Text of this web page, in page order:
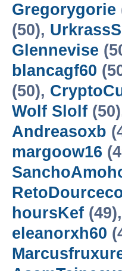
Gregorygorie
(50),
Glennevise
blancagf60
(50),
Wolf Slolf
Andreasoxb
margoow16
hoursKef (49),
eleanorxh60